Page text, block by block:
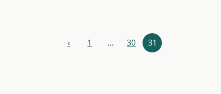
‹前 1 … 30 31